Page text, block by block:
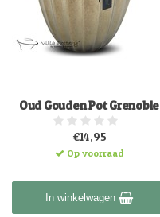
Oud Gouden Pot Grenoble
€14,95
Op voorraad
In winkelwagen